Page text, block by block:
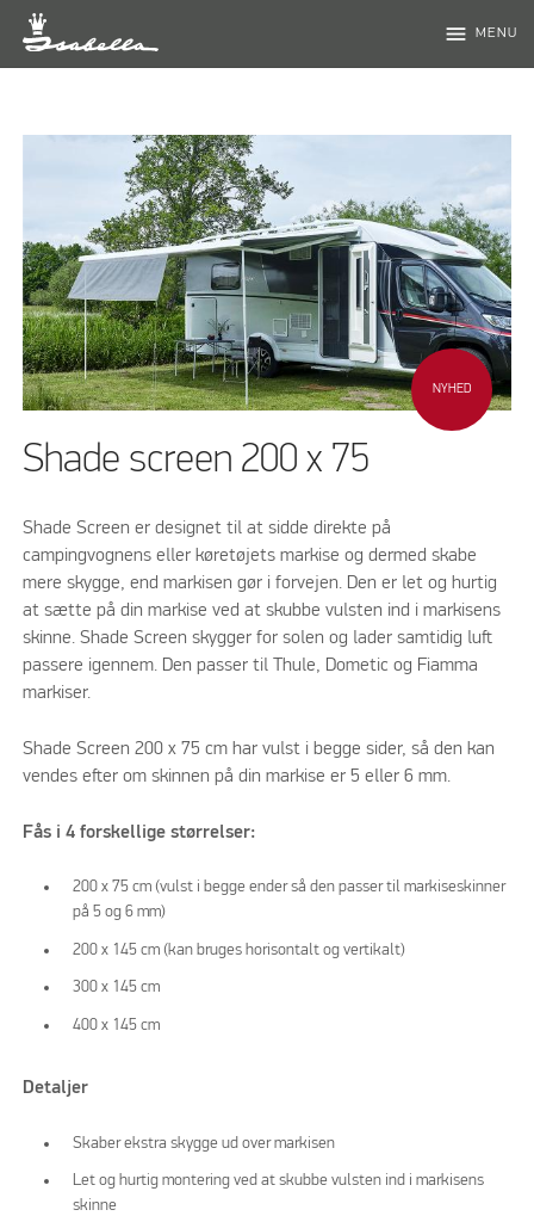
menu MENU
NYHED
Shade screen 200 x 75
Shade Screen er designet til at sidde direkte på
campingvognens eller køretøjets markise og dermed skabe
mere skygge, end markisen gør i forvejen. Den er let og hurtig
at sætte på din markise ved at skubbe vulsten ind i markisens
skinne. Shade Screen skygger for solen og lader samtidig luft
passere igennem. Den passer til Thule, Dometic og Fiamma
markiser.
Shade Screen 200 x 75 cm har vulst i begge sider, så den kan
vendes efter om skinnen på din markise er 5 eller 6 mm.
Fås i 4 forskellige størrelser:
200 x 75 cm (vulst i begge ender så den passer til markiseskinner
på 5 og 6 mm)
200 x 145 cm (kan bruges horisontalt og vertikalt)
300 x 145 cm
400 x 145 cm
Detaljer
Skaber ekstra skygge ud over markisen
Let og hurtig montering ved at skubbe vulsten ind i markisens
skinne